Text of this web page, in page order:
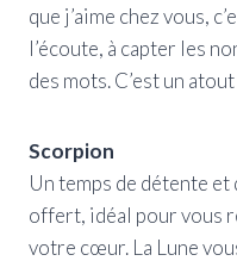
que j’aime chez vous,
l’écoute, à capter les
des mots. C’est un
Scorpion
Un temps de détente
offert, idéal pour vous
votre cœur. La Lune